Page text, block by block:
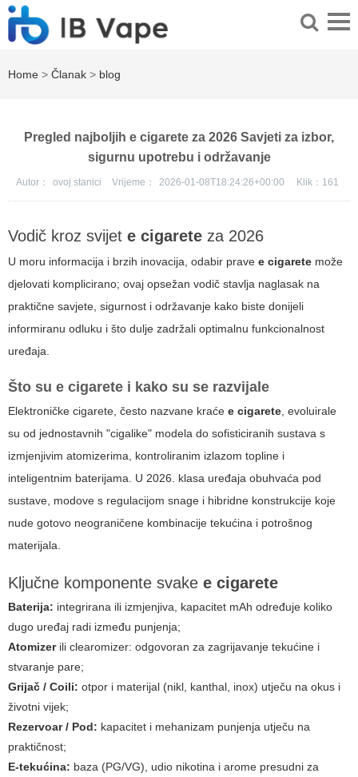
Home > Članak > blog
Pregled najboljih e cigarete za 2026 Savjeti za izbor,
sigurnu upotrebu i održavanje
Autor： ovoj stanici Vrijeme： 2026-01-08T18:24:26+00:00 Klik： 161
Vodič kroz svijet e cigarete za 2026
U moru informacija i brzih inovacija, odabir prave e cigarete može
djelovati komplicirano; ovaj opsežan vodič stavlja naglasak na
praktične savjete, sigurnost i održavanje kako biste donijeli
informiranu odluku i što dulje zadržali optimalnu funkcionalnost
uređaja.
Što su e cigarete i kako su se razvijale
Elektroničke cigarete, često nazvane kraće e cigarete, evoluirale
su od jednostavnih "cigalike" modela do sofisticiranih sustava s
izmjenjivim atomizerima, kontroliranim izlazom topline i
inteligentnim baterijama. U 2026. klasa uređaja obuhvaća pod
sustave, modove s regulacijom snage i hibridne konstrukcije koje
nude gotovo neograničene kombinacije tekućina i potrošnog
materijala.
Ključne komponente svake e cigarete
Baterija: integrirana ili izmjenjiva, kapacitet mAh određuje koliko
dugo uređaj radi između punjenja;
Atomizerili clearomizer: odgovoran za zagrijavanje tekućine i
stvaranje pare;
Grijač / Coili: otpor i materijal (nikl, kanthal, inox) utječu na okus i
životni vijek;
Rezervoar / Pod: kapacitet i mehanizam punjenja utječu na
praktičnost;
E-tekućina: baza (PG/VG), udio nikotina i arome presudni za